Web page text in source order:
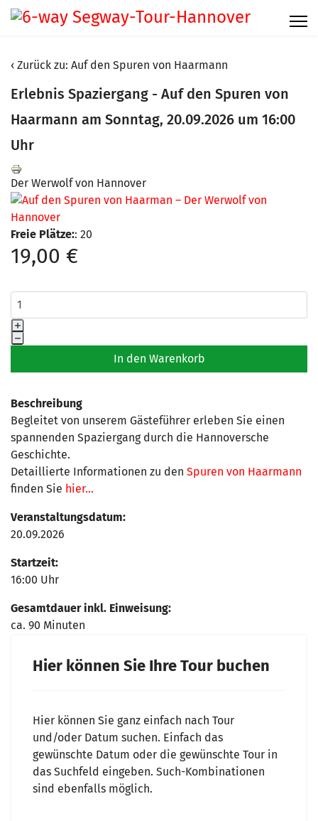
Zurück zu: Auf den Spuren von Haarmann
Erlebnis Spaziergang - Auf den Spuren von
Haarmann am Sonntag, 20.09.2026 um 16:00
Uhr
Der Werwolf von Hannover
Freie Plätze:: 20
19,00 €
Beschreibung
Begleitet von unserem Gästeführer erleben Sie einen
spannenden Spaziergang durch die Hannoversche
Geschichte.
Detaillierte Informationen zu den Spuren von Haarmann
finden Sie hier...
Veranstaltungsdatum:
20.09.2026
Startzeit:
16:00 Uhr
Gesamtdauer inkl. Einweisung:
ca. 90 Minuten
Hier können Sie Ihre Tour buchen
Hier können Sie ganz einfach nach Tour
und/oder Datum suchen. Einfach das
gewünschte Datum oder die gewünschte Tour in
das Suchfeld eingeben. Such-Kombinationen
sind ebenfalls möglich.